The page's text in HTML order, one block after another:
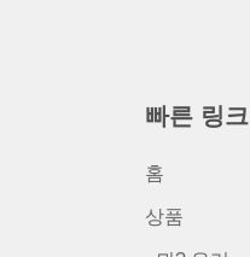
빠른 링크
홈
상품